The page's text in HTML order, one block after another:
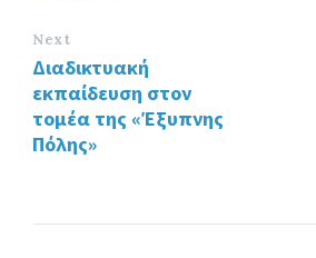
Next
Διαδικτυακή
εκπαίδευση στον
τομέα της «Έξυπνης
Πόλης»